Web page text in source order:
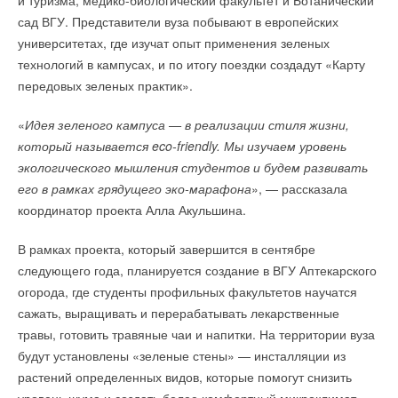
сад ВГУ. Представители вуза побывают в европейских
университетах, где изучат опыт применения зеленых
технологий в кампусах, и по итогу поездки создадут «Карту
передовых зеленых практик».
«Идея зеленого кампуса — в реализации стиля жизни,
который называется eco-friendly. Мы изучаем уровень
экологического мышления студентов и будем развивать
его в рамках грядущего эко-марафона», — рассказала
координатор проекта Алла Акульшина.
В рамках проекта, который завершится в сентябре
следующего года, планируется создание в ВГУ Аптекарского
огорода, где студенты профильных факультетов научатся
сажать, выращивать и перерабатывать лекарственные
травы, готовить травяные чаи и напитки. На территории вуза
будут установлены «зеленые стены» — инсталляции из
растений определенных видов, которые помогут снизить
электротранспорта в РФ до 2030 года. Согласно её
сбалансированному сценарию, в 2030 году доля
электротранспортных средств стране составит 15% общего
объема авторынка.
Читайте по теме:
→
Росатом запустит гигафабрику литий-ионных батарей
НОВОСТИ СОК 14 ИЮЛЯ 2026
→
В Германии каждый второй владелец отказывается от
НОВОСТИ СОК 3 ИЮЛЯ 2026
→
Эксперты WEF: готовность стран к энергопереходу
НОВОСТИ СОК 25 ИЮНЯ 2026
→
В РФ испытали безопасные и энергоемкие аккумуляторы
перспективных стало использование биопрепаратов
на основе иммобилизованных микроорганизмов, которые
хорошо зарекомендовали себя. Правильно подобранный
носитель способен поддерживать прикрепленные клетки
в жизнеспособном состоянии в течение длительного
очистки, от повышенных концентраций токсикантов ― это
повышает эффективность биодеструкции.
Команда ученых РГУ им. И. М. Губкина совместно
с коллегами из ИНХС РАН и МГУ имени М. В. Ломоносова
под руководством академика РАН Алексея Дедова
разработали биокомпозитный материал для очистки сточных